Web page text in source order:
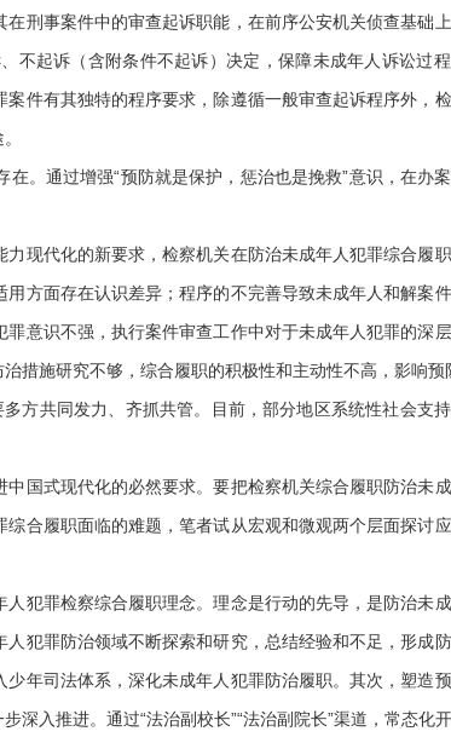
刑事案件中的审查起诉职能，在前序公安机关侦查基础
不起诉（含附条件不起诉）决定，保障未成年人诉讼过
件有其独特的程序要求，除遵循一般审查起诉程序外，
通过增强“预防就是保护，惩治也是挽救”意识，在办
代化的新要求，检察机关在防治未成年人犯罪综合履
方面存在认识差异；程序的不完善导致未成年人和解案
意识不强，执行案件审查工作中对于未成年人犯罪的深
措施研究不够，综合履职的积极性和主动性不高，影响预
方共同发力、齐抓共管。目前，部分地区系统性社会支
式现代化的必然要求。要把检察机关综合履职防治未
合履职面临的难题，笔者试从宏观和微观两个层面探讨
罪检察综合履职理念。理念是行动的先导，是防治未
犯罪防治领域不断探索和研究，总结经验和不足，形成
年司法体系，深化未成年人犯罪防治履职。其次，塑造
入推进。通过“法治副校长”“法治副院长”渠道，常态化